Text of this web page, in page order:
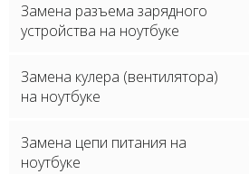
Замена разъема зарядного
устройства на ноутбуке
Замена кулера (вентилятора)
на ноутбуке
Замена цепи питания на
ноутбуке